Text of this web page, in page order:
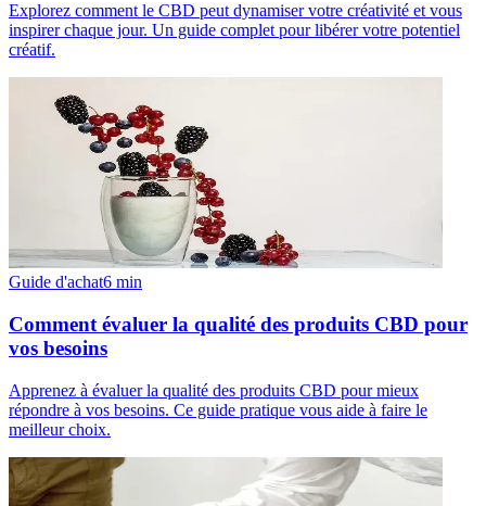
Explorez comment le CBD peut dynamiser votre créativité et vous
inspirer chaque jour. Un guide complet pour libérer votre potentiel
créatif.
Guide d'achat6 min
Comment évaluer la qualité des produits CBD pour
vos besoins
Apprenez à évaluer la qualité des produits CBD pour mieux
répondre à vos besoins. Ce guide pratique vous aide à faire le
meilleur choix.